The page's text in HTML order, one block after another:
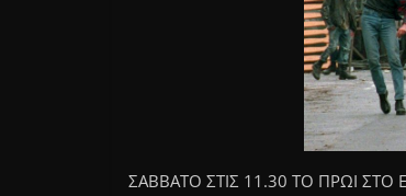
ΣΑΒΒΑΤΟ ΣΤΙΣ 11.30 ΤΟ ΠΡΩΙ